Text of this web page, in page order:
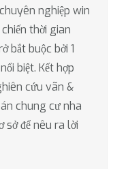
nghiệp win
thời gian
bắt buộc bởi 1
biệt. Kết hợp
cứu vãn &
chung cư nha
sở để nêu ra lời